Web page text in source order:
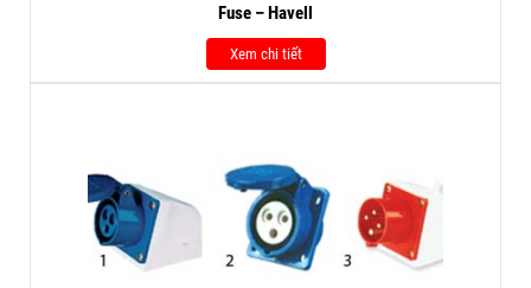
Fuse – Havell
Xem chi tiết